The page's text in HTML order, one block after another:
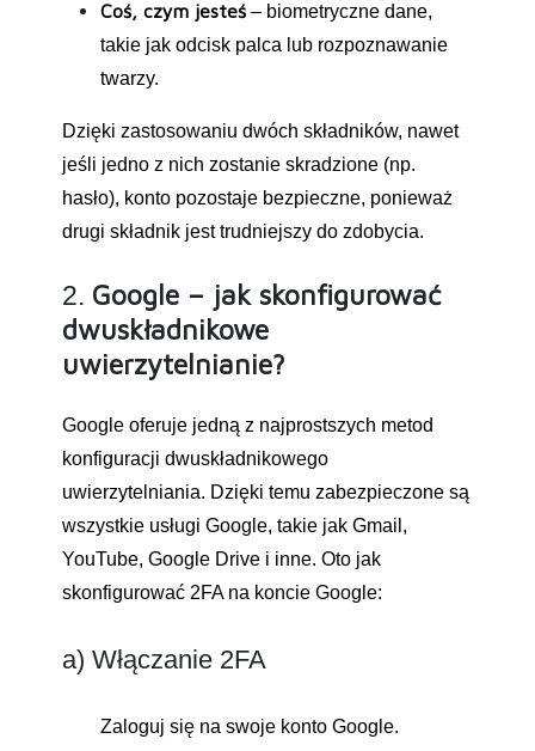
Coś, czym jesteś – biometryczne dane,
takie jak odcisk palca lub rozpoznawanie
twarzy.
Dzięki zastosowaniu dwóch składników, nawet
jeśli jedno z nich zostanie skradzione (np.
hasło), konto pozostaje bezpieczne, ponieważ
drugi składnik jest trudniejszy do zdobycia.
2. Google – jak skonfigurować
dwuskładnikowe
uwierzytelnianie?
Google oferuje jedną z najprostszych metod
konfiguracji dwuskładnikowego
uwierzytelniania. Dzięki temu zabezpieczone są
wszystkie usługi Google, takie jak Gmail,
YouTube, Google Drive i inne. Oto jak
skonfigurować 2FA na koncie Google:
a) Włączanie 2FA
Zaloguj się na swoje konto Google.